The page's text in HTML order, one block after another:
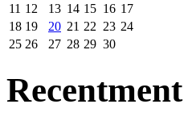
11 12 13 14 15 16 17
18 19 20 21 22 23 24
25 26 27 28 29 30
Recentment